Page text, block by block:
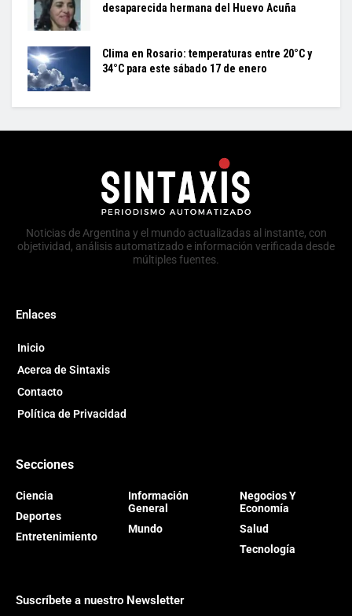
desaparecida hermana del Huevo Acuña
Clima en Rosario: temperaturas entre 20°C y
34°C para este sábado 17 de enero
Noticias de Argentina y el mundo actualizadas al instante, con
objetividad, análisis automatizado e información verificada desde
múltiples fuentes.
Enlaces
Inicio
Acerca de Sintaxis
Contacto
Política de Privacidad
Secciones
Ciencia
Deportes
Entretenimiento
Información
General
Mundo
Negocios Y
Economía
Salud
Tecnología
Suscríbete a nuestro Newsletter